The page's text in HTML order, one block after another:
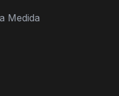
Medida